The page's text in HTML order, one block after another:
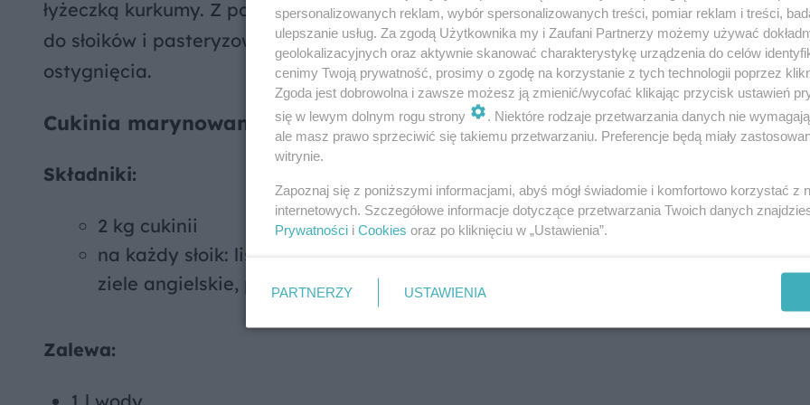
łyżeczką kurkumy. Z podanych składników zagotować zalewę i wrzącą zalać cukinię.
do słoików i pasteryzować 10-15 minut. Potem słoiki postawić do góry dnem i
ostygnięcia.
Cukinia marynowana
Składniki:
2 kg cukinii
na każdy słoik: liść laurowy, gałązka kopru, 2 ząbki czosnku, kawałek ostrej
ziele angielskie, pieprz
Zalewa:
spersonalizowanych reklam, wybór spersonalizowanych treści, pomiar reklam i treści,
ulepszanie usług. Za zgodą Użytkownika my i Zaufani Partnerzy możemy używać
geolokalizacyjnych oraz aktywnie skanować charakterystykę urządzenia do celów
cenimy Twoją prywatność, prosimy o zgodę na korzystanie z tych technologii poprzez
Zgoda jest dobrowolna i zawsze możesz ją zmienić/wycofać klikając przycisk ustawień
się w lewym dolnym rogu strony
. Niektóre rodzaje przetwarzania danych nie
ale masz prawo sprzeciwić się takiemu przetwarzaniu. Preferencje będą miały
witrynie.
Zapoznaj się z poniższymi informacjami, abyś mógł świadomie i komfortowo korzystać z
internetowych. Szczegółowe informacje dotyczące przetwarzania Twoich danych
Prywatności i Cookies oraz po kliknięciu w „Ustawienia”.
PARTNERZY USTAWIENIA